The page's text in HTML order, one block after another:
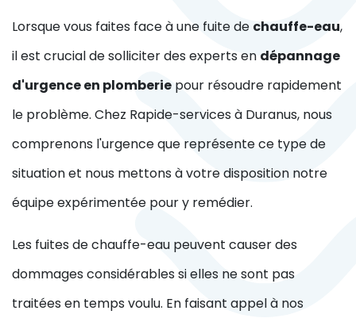
Lorsque vous faites face à une fuite de chauffe-eau,
il est crucial de solliciter des experts en dépannage
d'urgence en plomberie pour résoudre rapidement
le problème. Chez Rapide-services à Duranus, nous
comprenons l'urgence que représente ce type de
situation et nous mettons à votre disposition notre
équipe expérimentée pour y remédier.
Les fuites de chauffe-eau peuvent causer des
dommages considérables si elles ne sont pas
traitées en temps voulu. En faisant appel à nos